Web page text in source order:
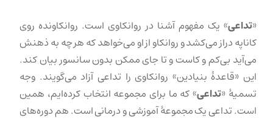
«تداعی» یک مفهوم آشنا در روانکاوی است. روانکاونده روی
کاناپه دراز می‌کشد و روانکاو از او می‌خواهد که هر چه به ذهنش
می‌آید بی‌کم و کاست و تا جای ممکن بدون سانسور بیان کند.
این «قاعدهٔ بنیادین» روانکاوی را تداعی آزاد می‌گویند. وجه
تسمیهٔ «تداعی» که ما برای مجموعه انتخاب کرده‌ایم، همین
است. تداعی یک مجموعهٔ آموزشی و درمانی است. هم دوره‌های